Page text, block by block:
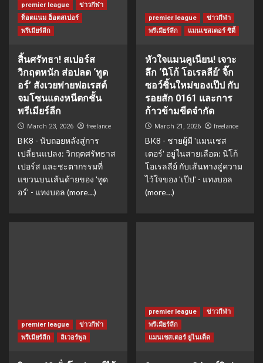
premier league
ข่าวกีฬา
ท็อตแนม ฮ็อตสเปอร์
พรีเมียร์ลีก
สิ้นศรัทธา! สเปอร์ส
วิกฤตหนัก ส่อปลด ‘ทูด
อร์’ สังเวยพ่ายฟอเรสต์
จมโซนแดงหนีตกชั้น
พรีเมียร์ลีก
March 23, 2026 freelance
BK8 - นับถอยหลังสู่การ
เปลี่ยนแปลง: วิกฤตศรัทธาส
เปอร์ส และชะตากรรมที่
แขวนบนเส้นด้ายของ 'ทูด
อร์' - แทงบอล (more…)
premier league
ข่าวกีฬา
พรีเมียร์ลีก
แมนเชสเตอร์ ซิตี้
หัวใจแมนคูเนียน! เจาะ
ลึก ‘นิโก้ โอเรลลีย์’ จิ๊ก
ซอว์ชิ้นใหม่ของเป๊ป กับ
รอยสัก 0161 และการ
ก้าวข้ามขีดจำกัด
March 21, 2026 freelance
BK8 - ชายผู้มี 'แมนเชส
เตอร์' อยู่ในสายเลือด: นิโก้
โอเรลลีย์ กับเส้นทางสู่ความ
ไว้ใจของ 'เป๊ป' - แทงบอล
(more…)
premier league
ข่าวกีฬา
พรีเมียร์ลีก
ลิเวอร์พูล
premier league
ข่าวกีฬา
พรีเมียร์ลีก
แมนเชสเตอร์ ยูไนเต็ด